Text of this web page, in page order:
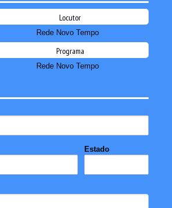
Locutor
Rede Novo Tempo
Programa
Rede Novo Tempo
Estado